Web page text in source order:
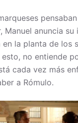
Manuel anuncia su
en la planta de los
no entiende
cada vez más
a Rómulo.